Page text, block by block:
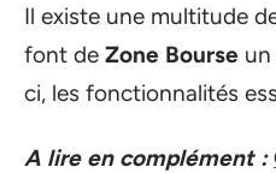
Il existe une multitude
font de Zone Bourse un
ci, les fonctionnalités
A lire en complément :